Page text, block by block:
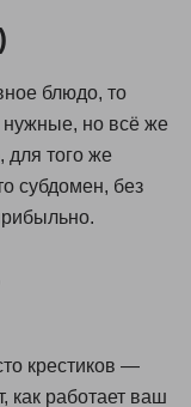
блюдо, то
но всё же
для того же
субдомен, без
крестиков —
как работает ваш